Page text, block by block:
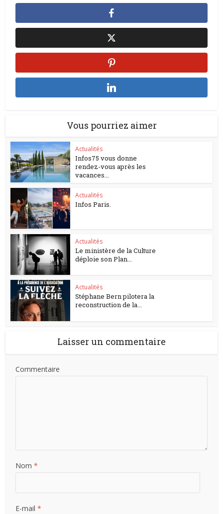
Vous pourriez aimer
Actualités
Infos75 vous donne
rendez-vous après les
vacances...
Actualités
Infos Paris.
Actualités
Le ministère de la Culture
déploie son Plan...
Actualités
Stéphane Bern pilotera la
reconstruction de la...
Laisser un commentaire
Commentaire
Nom*
E-mail*